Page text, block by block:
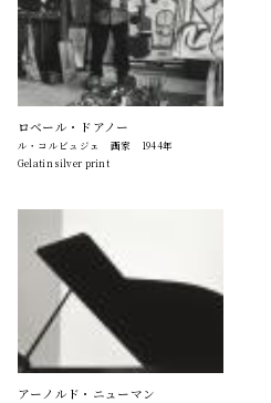
ロベール・ドアノー
ル・コルビュジェ 画家 1944年
Gelatin silver print
アーノルド・ニューマン